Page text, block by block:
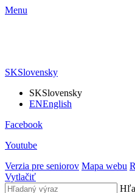
Menu
SKSlovensky
SKSlovensky
ENEnglish
Facebook
Youtube
Verzia pre seniorov Mapa webu
Vytlačiť